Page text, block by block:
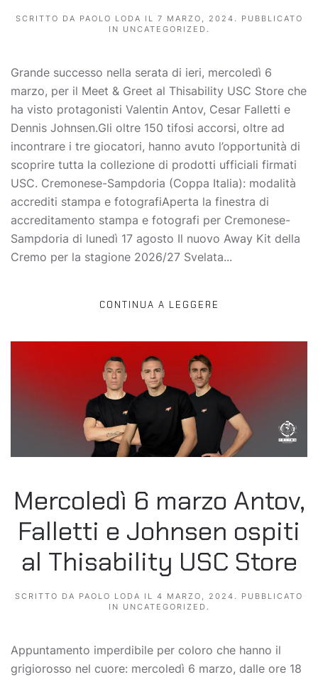
SCRITTO DA PAOLO LODA IL 7 MARZO, 2024 . PUBBLICATO
IN UNCATEGORIZED .
Grande successo nella serata di ieri, mercoledì 6
marzo, per il Meet & Greet al Thisability USC Store che
ha visto protagonisti Valentin Antov, Cesar Falletti e
Dennis Johnsen.Gli oltre 150 tifosi accorsi, oltre ad
incontrare i tre giocatori, hanno avuto l’opportunità di
scoprire tutta la collezione di prodotti ufficiali firmati
USC. Cremonese-Sampdoria (Coppa Italia): modalità
accrediti stampa e fotografiAperta la finestra di
accreditamento stampa e fotografi per Cremonese-
Sampdoria di lunedì 17 agosto Il nuovo Away Kit della
Cremo per la stagione 2026/27 Svelata...
CONTINUA A LEGGERE
Mercoledì 6 marzo Antov,
Falletti e Johnsen ospiti
al Thisability USC Store
SCRITTO DA PAOLO LODA IL 4 MARZO, 2024 . PUBBLICATO
IN UNCATEGORIZED .
Appuntamento imperdibile per coloro che hanno il
grigiorosso nel cuore: mercoledì 6 marzo, dalle ore 18